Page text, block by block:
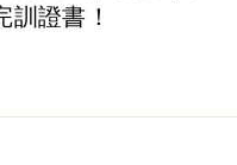
訓證書！